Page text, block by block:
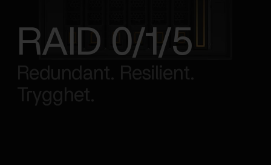
RAID 0/1/5
Redundant. Resilient.
Trygghet.